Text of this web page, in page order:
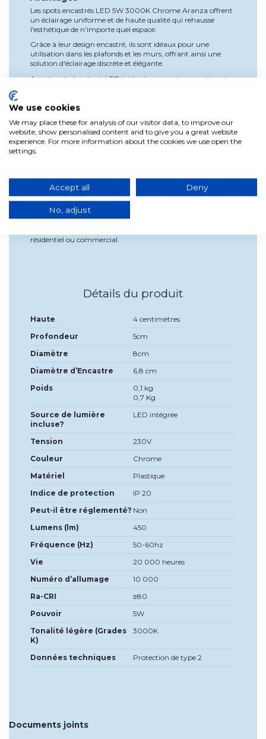
Les spots encastrés LED 5W 3000K Chrome Aranza offrent
un éclairage uniforme et de haute qualité qui rehausse
l'esthétique de n'importe quel espace.
Grâce à leur design encastré, ils sont idéaux pour une
utilisation dans les plafonds et les murs, offrant ainsi une
solution d'éclairage discrète et élégante.
Avec leur technologie LED intégrée, ces spots garantissent
Utilisation et installation
L'installation des spots encastrés LED 5W 3000K Chrome
Aranza est rapide et simple, en suivant les instructions
incluses dans l'emballage. Leur polyvalence les rend adaptés
à une large gamme d'applications dans la maison ou le
Conclusion
En résumé, les spots encastrés LED 5W 3000K Chrome
Aranza sont un choix exceptionnel pour ceux qui
recherchent un éclairage efficace et élégant. Avec leur design
moderne, leur performance fiable et leur installation facile,
résidentiel ou commercial.
Détails du produit
Haute
4 centimètres
Profondeur
5cm
Diamètre
8cm
Diamètre d’Encastre
6,8 cm
Poids
0,1 kg
0,7 Kg
Source de lumière
incluse?
LED intégrée
Tension
230V
Couleur
Chrome
Matériel
Plastique
Indice de protection
IP 20
Peut-il être réglementé? Non
Lumens (lm)
450
Fréquence (Hz)
50-60hz
Vie
20 000 heures
Numéro d’allumage
10 000
Ra-CRI
≥80
Pouvoir
5W
Tonalité légère (Grades
K)
3000K
Données techniques Protection de type 2
Documents joints
We use cookies
We may place these for analysis of our visitor data, to improve our
website, show personalised content and to give you a great website
experience. For more information about the cookies we use open the
settings.
Accept all Deny
No, adjust